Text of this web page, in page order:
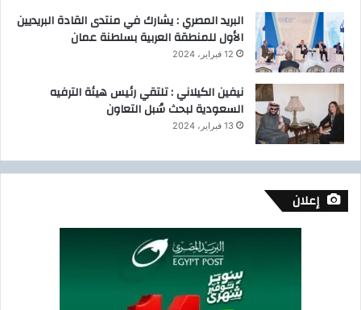
البريد المصري : يشارك في منتدى القادة البريديين
الأول للمنطقة العربية بسلطنة عمان
12 فبراير، 2024
نيفين الكيلاني : تلتقي رئيس هيئة الترفيه
السعودية لبحث سُبل التعاون
13 فبراير، 2024
إعلان